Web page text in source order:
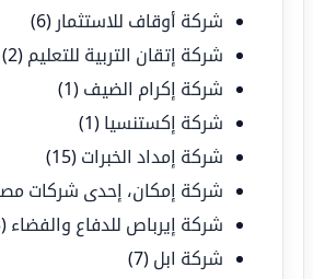
شركة أوقاف للاستثمار (6)
شركة إتقان التربية للتعليم (2)
شركة إكرام الضيف (1)
شركة إكستنسيا (1)
شركة إمداد الخبرات (15)
شركة إمكان، إحدى شركات
شركة إيرباص للدفاع والفضاء (3)
شركة ابل (7)